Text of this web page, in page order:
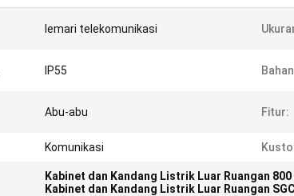
lemari telekomunikasi
IP55
Abu-abu Fitur:
Komunikasi
Kabinet dan Kandang Listrik Luar Ruangan 800
Kabinet dan Kandang Listrik Luar Ruangan